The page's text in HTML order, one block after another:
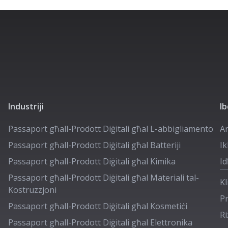
Industriji
Passaport għall-Prodott Diġitali għal L-abbigliamento
Passaport għall-Prodott Diġitali għal Batteriji
Passaport għall-Prodott Diġitali għal Kimika
Passaport għall-Prodott Diġitali għal Materiali tal-
Kostruzzjoni
Passaport għall-Prodott Diġitali għal Kosmetiċi
Passaport għall-Prodott Diġitali għal Elettronika